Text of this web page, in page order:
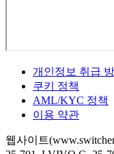
개인정보 취급
쿠키 정책
AML/KYC 정책
이용 약관
웹사이트